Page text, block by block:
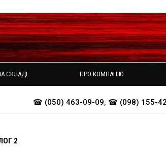
СКЛАДІ ПРО КОМПАНІЮ
☎ (050) 463-09-09, ☎ (098) 155-
2